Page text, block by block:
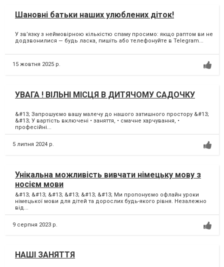
Шановні батьки наших улюблених діток!
У зв’язку з неймовірною кількістю спаму просимо: якщо раптом ви не
додзвонилися — будь ласка, пишіть або телефонуйте в Telegram...
15 жовтня 2025 р.
УВАГА ! ВІЛЬНІ МІСЦЯ В ДИТЯЧОМУ САДОЧКУ
&#13; Запрошуємо вашу малечу до нашого затишного простору &#13;
&#13; У вартість включені • заняття, • смачне харчування, •
професійні...
5 липня 2024 р.
Унікальна можливість вивчати німецьку мову з
носієм мови
&#13; &#13; &#13; &#13; &#13; &#13; Ми пропонуємо офлайн уроки
німецької мови для дітей та дорослих будь-якого рівня. Незалежно
від...
9 серпня 2023 р.
НАШІ ЗАНЯТТЯ